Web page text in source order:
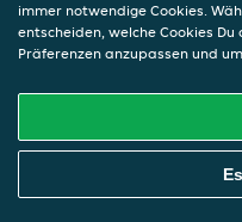
Solltest du weitere Fragen
die Verarbeitung deiner
kontaktieren wir dich
Tipps oder Vorschläge
Sicherheit
immer notwendige Cookies.
entscheiden, welche Cookies
Präferenzen anzupassen und